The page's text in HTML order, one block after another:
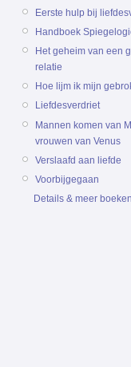
Eerste hulp bij
Handboek
Het geheim van een
relatie
Hoe lijm ik mijn
Liefdesverdriet
Mannen komen van
vrouwen van Venus
Verslaafd aan liefde
Voorbijgegaan
Details & meer